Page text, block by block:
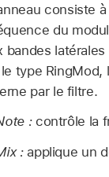
consiste
du
bandes
type
par le filtre.
:contrôle la
:applique un